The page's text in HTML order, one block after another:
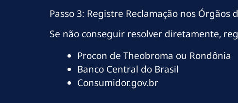
Passo 3: Registre Reclamação nos Órgãos
Se não conseguir resolver diretamente,
Procon de Theobroma ou Rondônia
Banco Central do Brasil
Consumidor.gov.br